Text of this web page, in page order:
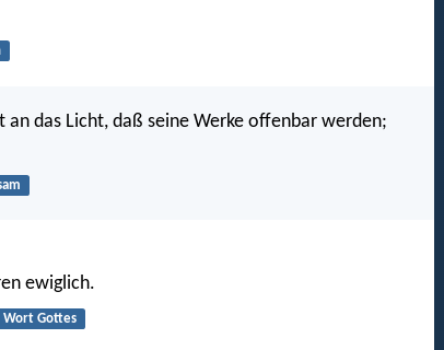
das Licht, daß seine Werke offenbar werden;
ewiglich.
Wort Gottes